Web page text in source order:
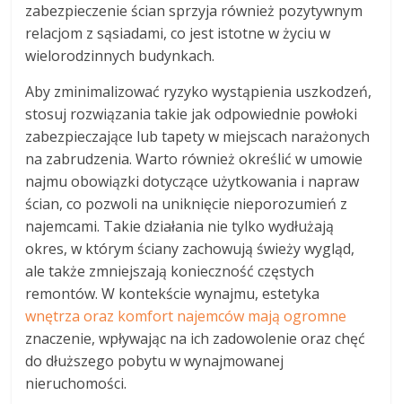
zabezpieczenie ścian sprzyja również pozytywnym
relacjom z sąsiadami, co jest istotne w życiu w
wielorodzinnych budynkach.
Aby zminimalizować ryzyko wystąpienia uszkodzeń,
stosuj rozwiązania takie jak odpowiednie powłoki
zabezpieczające lub tapety w miejscach narażonych
na zabrudzenia. Warto również określić w umowie
najmu obowiązki dotyczące użytkowania i napraw
ścian, co pozwoli na uniknięcie nieporozumień z
najemcami. Takie działania nie tylko wydłużają
okres, w którym ściany zachowują świeży wygląd,
ale także zmniejszają konieczność częstych
remontów. W kontekście wynajmu, estetyka
wnętrza oraz komfort najemców mają ogromne
znaczenie, wpływając na ich zadowolenie oraz chęć
do dłuższego pobytu w wynajmowanej
nieruchomości.